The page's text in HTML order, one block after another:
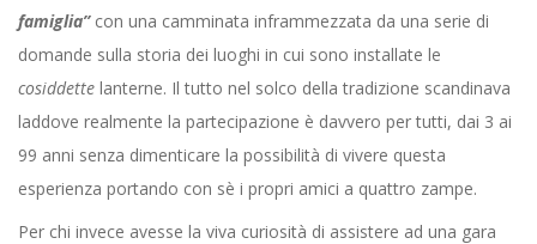
famiglia”con una camminata inframmezzata da una serie di
domande sulla storia dei luoghi in cui sono installate le
cosiddette lanterne. Il tutto nel solco della tradizione scandinava
laddove realmente la partecipazione è davvero per tutti, dai 3 ai
99 anni senza dimenticare la possibilità di vivere questa
esperienza portando con sè i propri amici a quattro zampe.
Per chi invece avesse la viva curiosità di assistere ad una gara